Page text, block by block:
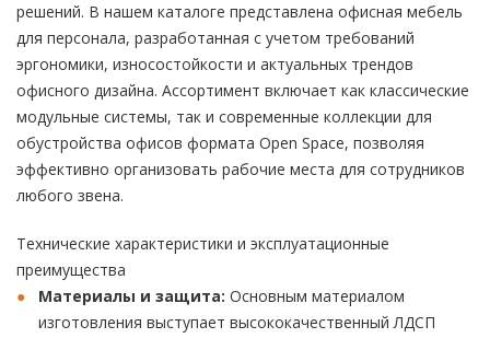
решений. В нашем каталоге представлена офисная мебель
для персонала, разработанная с учетом требований
эргономики, износостойкости и актуальных трендов
офисного дизайна. Ассортимент включает как классические
модульные системы, так и современные коллекции для
обустройства офисов формата Open Space, позволяя
эффективно организовать рабочие места для сотрудников
любого звена.
Технические характеристики и эксплуатационные
преимущества
Материалы и защита: Основным материалом
изготовления выступает высококачественный ЛДСП